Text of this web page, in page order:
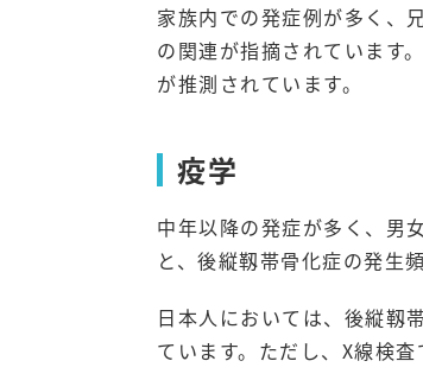
家族内での発症例が多く、
の関連が指摘されています
が推測されています。
疫学
中年以降の発症が多く、男
と、後縦靱帯骨化症の発生
日本人においては、後縦靱
ています。ただし、X線検